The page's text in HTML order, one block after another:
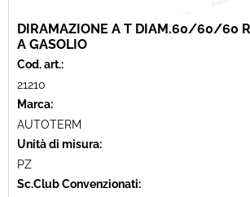
DIRAMAZIONE A T DIAM.60/60/60
A GASOLIO
Cod. art.:
21210
Marca:
AUTOTERM
Unità di misura:
PZ
Sc.Club Convenzionati: